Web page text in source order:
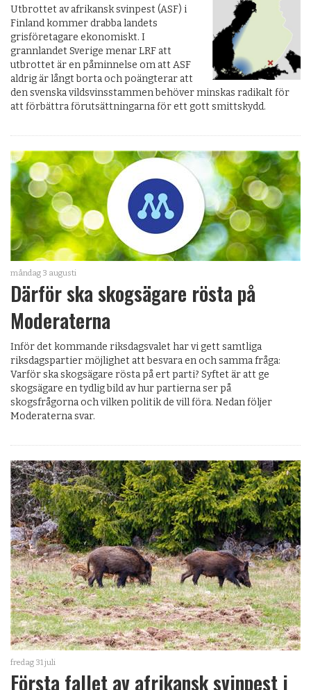
Utbrottet av afrikansk svinpest (ASF) i
Finland kommer drabba landets
grisföretagare ekonomiskt. I
grannlandet Sverige menar LRF att
utbrottet är en påminnelse om att ASF
aldrig är långt borta och poängterar att
den svenska vildsvinsstammen behöver minskas radikalt för
att förbättra förutsättningarna för ett gott smittskydd.
måndag 3 augusti
Därför ska skogsägare rösta på
Moderaterna
Inför det kommande riksdagsvalet har vi gett samtliga
riksdagspartier möjlighet att besvara en och samma fråga:
Varför ska skogsägare rösta på ert parti? Syftet är att ge
skogsägare en tydlig bild av hur partierna ser på
skogsfrågorna och vilken politik de vill föra. Nedan följer
Moderaterna svar.
fredag 31 juli
Första fallet av afrikansk svinpest i